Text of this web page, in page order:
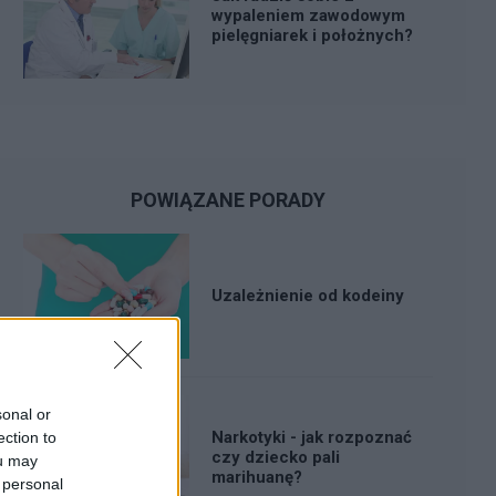
or
to
may
wypaleniem zawodowym
pielęgniarek i położnych?
POWIĄZANE PORADY
Uzależnienie od kodeiny
Narkotyki - jak rozpoznać
czy dziecko pali
marihuanę?